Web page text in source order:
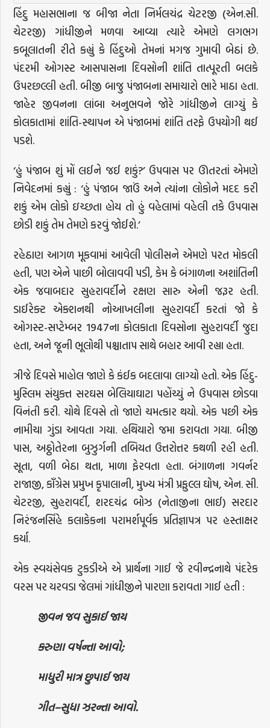
હિંદુ મહાસભાના જ બીજા નેતા નિર્મલચંદ્ર ચેટરજી (એન.સી.
ચેટરજી) ગાંધીજીને મળવા આવ્યા ત્યારે એમણે લગભગ
કબૂલાતની રીતે કહ્યું કે હિંદુઓ તેમનાં મગજ ગુમાવી બેઠાં છે.
પંદરમી ઓગસ્ટ આસપાસના દિવસોની શાંતિ તાત્પૂરતી બલકે
ઉપરછલ્લી હતી. બીજી બાજુ પંજાબના સમાચારો ભારે માઠા હતા.
જાહેર જીવનના લાંબા અનુભવને જોરે ગાંધીજીને લાગ્યું કે
કોલકાતામાં શાંતિ-સ્થાપન એ પંજાબમાં શાંતિ તરફે ઉપયોગી થઈ
પડશે.
‘હું પંજાબ શું મોં લઈને જઈ શકું?’ ઉપવાસ પર ઊતરતાં એમણે
નિવેદનમાં કહ્યું : ‘હું પંજાબ જાઉં અને ત્યાંના લોકોને મદદ કરી
શકું એમ લોકો ઇચ્છતા હોય તો હું વહેલામાં વહેલી તકે ઉપવાસ
છોડી શકું તેમ તેમણે કરવું જોઈશે.’
રહેઠાણ આગળ મૂકવામાં આવેલી પોલીસને એમણે પરત મોકલી
હતી, પણ એને પાછી બોલાવવી પડી, કેમ કે બંગાળના અશાંતિની
એક જવાબદાર સુહરાવર્દીને રક્ષણ સારુ એની જરૂર હતી.
ડાઈરેક્ટ એક્શનથી નોઆખલીના સુહરાવર્દી કરતાં જો કે
ઓગસ્ટ-સપ્ટેમ્બર 1947ના કોલકાતા દિવસોના સુહરાવર્દી જુદા
હતા, અને જૂની ભૂલોથી પશ્ચાતાપ સાથે બહાર આ‌વી રહ્યા હતા.
ત્રીજે દિવસે માહોલ જાણે કે કંઈક બદલાવા લાગ્યો હતો. એક હિંદુ-
મુસ્લિમ સંયુક્ત સરઘસ બેલિયાઘાટા પહોંચ્યું ને ઉપવાસ છોડવા
વિનંતી કરી. ચોથે દિવસે તો જાણે ચમત્કાર થયો. એક પછી એક
નામીચા ગુંડા આ‌વતા ગયા. હથિયારો જમા કરાવતા ગયા. બીજી
પાસ, અઠ્ઠોતેરના બુઝુર્ગની તબિયત ઉત્તરોત્તર કથળી રહી હતી.
સૂતા, વળી બેઠા થતા, માળા ફેરવતા હતા. બંગાળના ગવર્નર
રાજાજી, કાઁગ્રેસ પ્રમુખ કૃપાલાની, મુખ્ય મંત્રી પ્રફુલ્લ ઘોષ, એન. સી.
ચેટરજી, સુહરાવર્દી, શરદચંદ્ર બોઝ (નેતાજીના ભાઈ) સરદાર
નિરંજનસિંહે કલાકેકના પરામર્શપૂર્વક પ્રતિજ્ઞાપત્ર પર હસ્તાક્ષર
કર્યા.
એક સ્વયંસેવક ટુકડીએ એ પ્રાર્થના ગાઈ જે રવીન્દ્રનાથે પંદરેક
વરસ પર યરવડા જેલમાં ગાંધીજીને પારણા કરાવતા ગાઈ હતી :
જીવન જવસુકાઈજાય
કરુણા વર્ષન્તા આવો;
માધુરી માત્ર છુપાઈજાય
ગીત–સુધાઝરન્તા આવો.